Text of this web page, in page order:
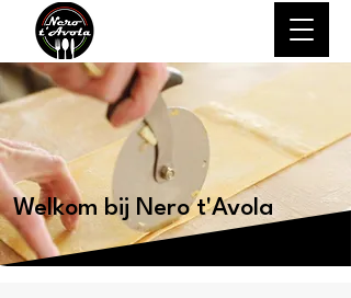
Welkom bij Nero t'Avola